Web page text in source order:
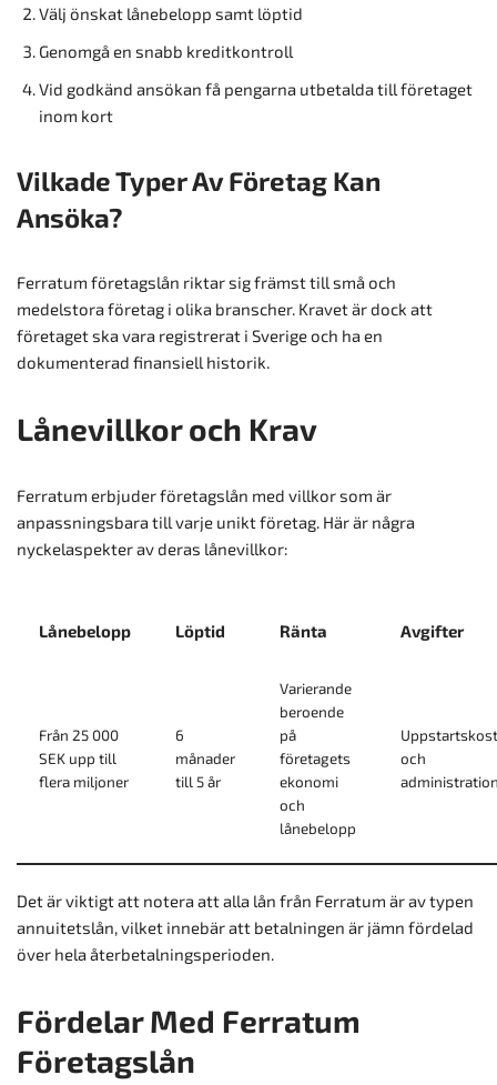
Välj önskat lånebelopp samt löptid
Genomgå en snabb kreditkontroll
Vid godkänd ansökan få pengarna utbetalda till företaget
inom kort
Vilkade Typer Av Företag Kan
Ansöka?
Ferratum företagslån riktar sig främst till små och
medelstora företag i olika branscher. Kravet är dock att
företaget ska vara registrerat i Sverige och ha en
dokumenterad finansiell historik.
Lånevillkor och Krav
Ferratum erbjuder företagslån med villkor som är
anpassningsbara till varje unikt företag. Här är några
nyckelaspekter av deras lånevillkor:
Lånebelopp Löptid Ränta Avgifter
Från 25 000
SEK upp till
flera miljoner
6
månader
till 5 år
Varierande
beroende
på
företagets
ekonomi
och
lånebelopp
och
Det är viktigt att notera att alla lån från Ferratum är av typen
annuitetslån, vilket innebär att betalningen är jämn fördelad
över hela återbetalningsperioden.
Fördelar Med Ferratum
Företagslån